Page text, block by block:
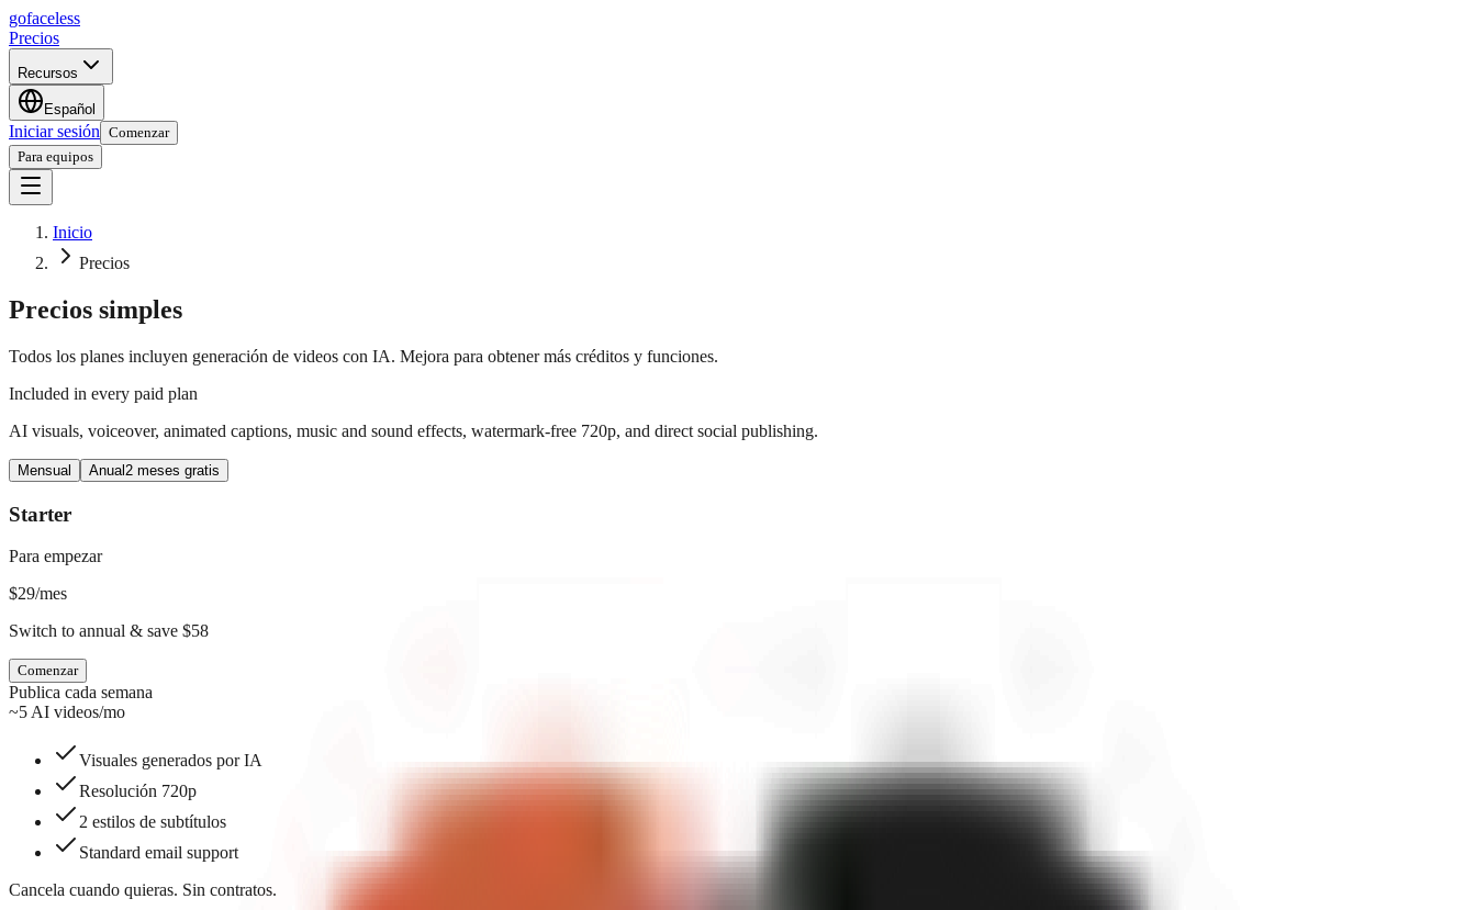
gofaceless
Precios
Recursos
Español
Iniciar sesión Comenzar
Para equipos
Inicio
Precios
Precios simples
Todos los planes incluyen generación de videos con IA. Mejora para obtener más créditos y funciones.
Included in every paid plan
AI visuals, voiceover, animated captions, music and sound effects, watermark-free 720p, and direct social publishing.
Mensual Anual 2 meses gratis
Starter
Para empezar
$29/mes
Switch to annual & save $58
Comenzar
Publica cada semana
~5 AI videos/mo
Visuales generados por IA
Resolución 720p
2 estilos de subtítulos
Standard email support
Cancela cuando quieras. Sin contratos.